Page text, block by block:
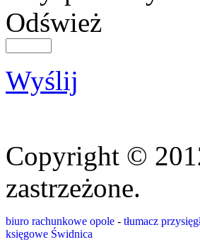
Odśwież
Wyślij
Copyright ©
zastrzeżone.
biuro rachunkowe opole - tłumacz
księgowe Świdnica